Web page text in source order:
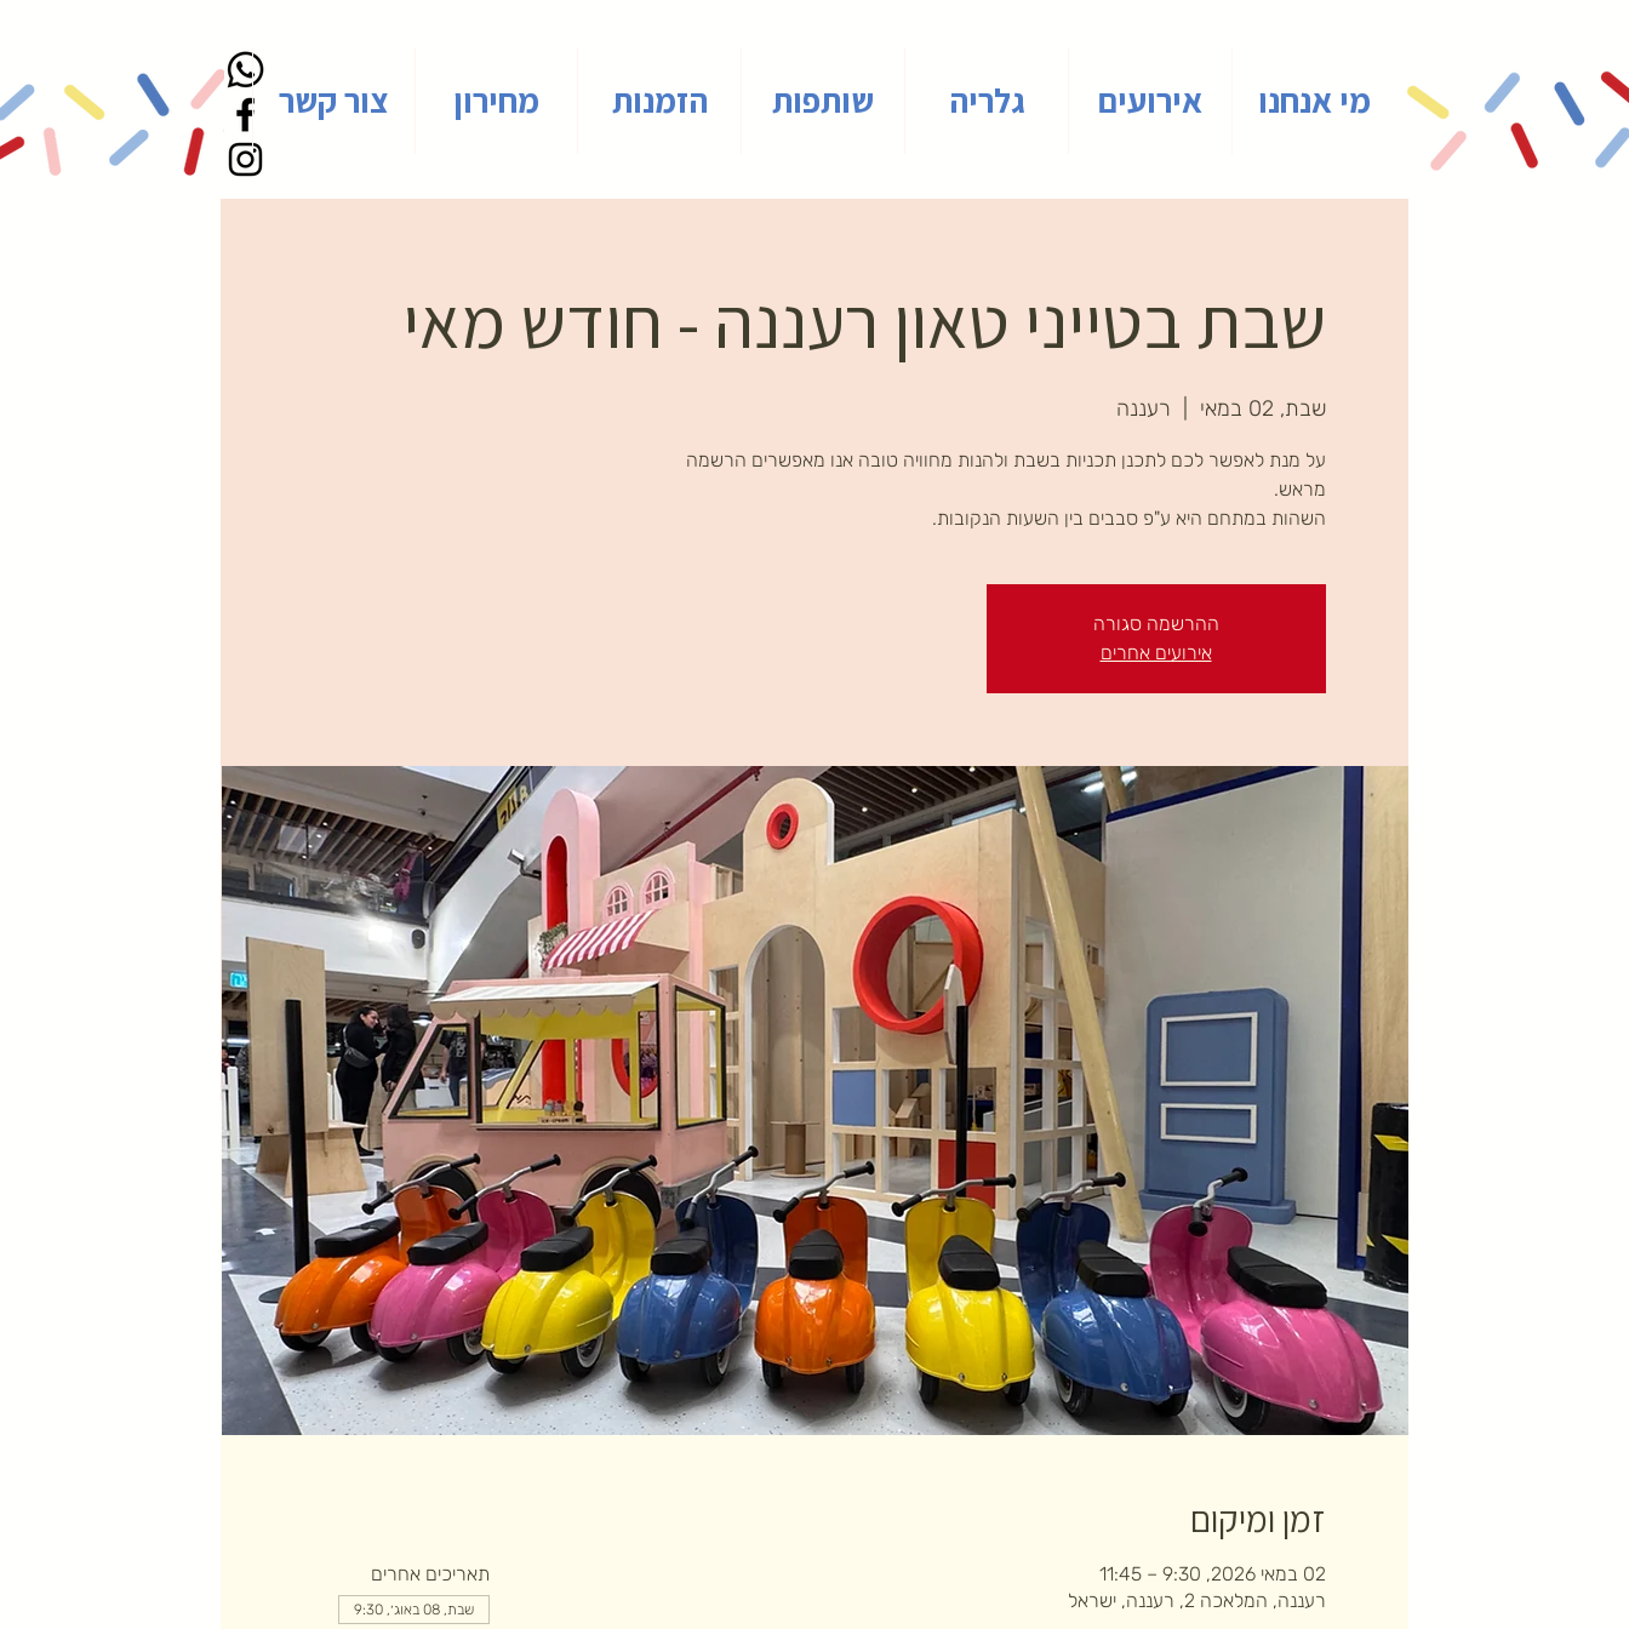
מי אנחנו אירועים גלריה שותפות הזמנות מחירון צור קשר
שבת בטייני טאון רעננה - חודש מאי
שבת, 02 במאי רעננה
על מנת לאפשר לכם לתכנן תכניות בשבת ולהנות מחוויה טובה אנו מאפשרים הרשמה
השהות במתחם היא ע"פ סבבים בין השעות הנקובות.
ההרשמה סגורה
אירועים אחרים
זמן ומיקום
02 במאי 2026, 9:30 – 11:45
רעננה, המלאכה 2, רעננה, ישראל
תאריכים אחרים
שבת, 08 באוג׳, 9:30